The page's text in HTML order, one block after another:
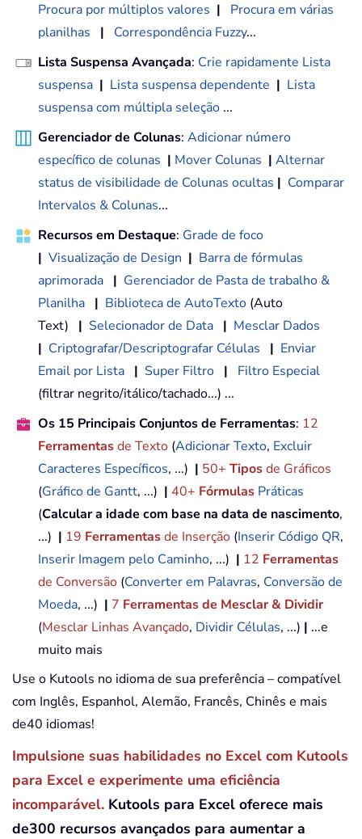
Procura por múltiplos valores |
Procura em várias
planilhas
| Correspondência Fuzzy...
Lista Suspensa Avançada: Crie rapidamente Lista
suspensa | Lista suspensa dependente | Lista
suspensa com múltipla seleção ...
Gerenciador de Colunas: Adicionar número
específico de colunas | Mover Colunas | Alternar
status de visibilidade de Colunas ocultas | Comparar
Intervalos & Colunas...
Recursos em Destaque: Grade de foco
| Visualização de Design | Barra de fórmulas
aprimorada | Gerenciador de Pasta de trabalho &
Planilha | Biblioteca de AutoTexto (Auto
Text) | Selecionador de Data | Mesclar Dados
| Criptografar/Descriptografar Células | Enviar
Email por Lista | Super Filtro |
Filtro Especial
(filtrar negrito/itálico/tachado...) ...
Os 15 Principais Conjuntos de Ferramentas: 12
Ferramentasde Texto (Adicionar Texto, Excluir
Caracteres Específicos, ...) | 50+ Tiposde Gráficos
(Gráfico de Gantt, ...) | 40+ Fórmulas Práticas
(Calcular a idade com base na data de nascimento,
...) | 19 Ferramentasde Inserção (Inserir Código QR,
Inserir Imagem pelo Caminho, ...) | 12 Ferramentas
de Conversão (Converter em Palavras, Conversão de
Moeda, ...) | 7 Ferramentas de Mesclar & Dividir
(Mesclar Linhas Avançado, Dividir Células, ...) | ...e
muito mais
Use o Kutools no idioma de sua preferência – compatível
com Inglês, Espanhol, Alemão, Francês, Chinês e mais
de40 idiomas!
Impulsione suas habilidades no Excel com Kutools
para Excel e experimente uma eficiência
incomparável. Kutools para Excel oferece mais
de300 recursos avançados para aumentar a